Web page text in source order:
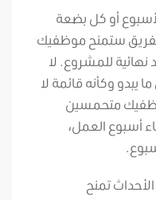
أو كل بضعة
ستمنح موظفيك
نهائية للمشروع. لا
يبدو وكأنه قائمة لا
متحمسين
أسبوع العمل،
تمنح